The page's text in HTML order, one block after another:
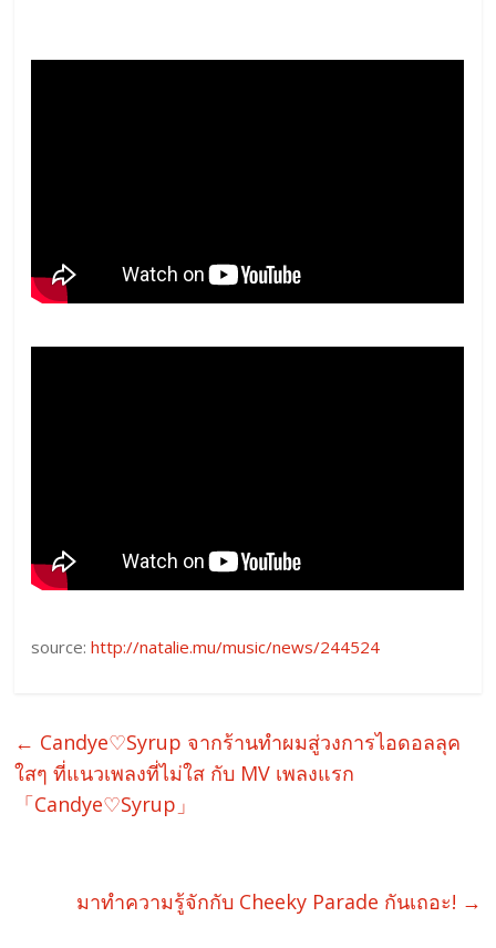
source:http://natalie.mu/music/news/244524
← Candye♡Syrup จากร้านทำผมสู่วงการไอดอลลุค
ใสๆ ที่แนวเพลงที่ไม่ใส กับ MV เพลงแรก
「Candye♡Syrup」
มาทำความรู้จักกับ Cheeky Parade กันเถอะ! →